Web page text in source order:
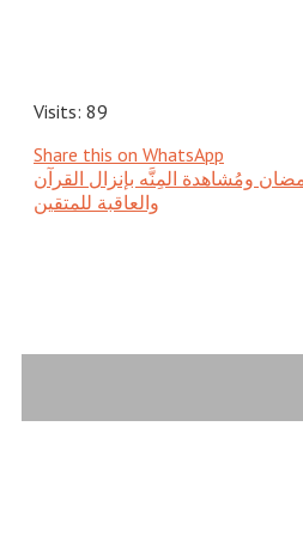
Visits: 89
Share this on WhatsApp
ومُشاهدة المِنَّه بإنزال القرآن
والعاقبة للمتقين